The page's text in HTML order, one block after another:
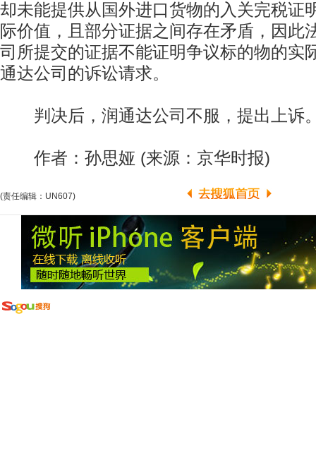
却未能提供从国外进口货物的入关完税证
际价值，且部分证据之间存在矛盾，因此
司所提交的证据不能证明争议标的物的实
通达公司的诉讼请求。
判决后，润通达公司不服，提出上诉
作者：孙思娅 (来源：京华时报)
(责任编辑：UN607)